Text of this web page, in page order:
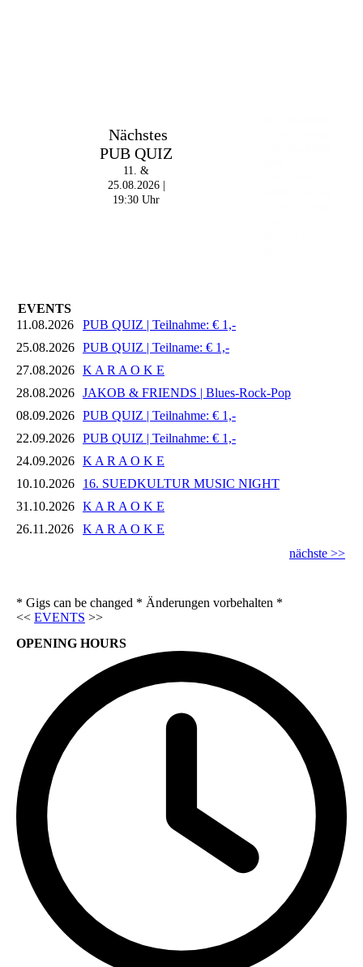
Nächstes
PUB QUIZ
11. &
25.08.2026 |
19:30 Uhr
EVENTS
11.08.2026
PUB QUIZ | Teilnahme: € 1,-
25.08.2026 PUB QUIZ | Teilname: € 1,-
27.08.2026 K A R A O K E
28.08.2026 JAKOB & FRIENDS | Blues-Rock-Pop
08.09.2026 PUB QUIZ | Teilnahme: € 1,-
22.09.2026 PUB QUIZ | Teilnahme: € 1,-
24.09.2026 K A R A O K E
10.10.2026
16. SUEDKULTUR MUSIC NIGHT
31.10.2026 K A R A O K E
26.11.2026
K A R A O K E
nächste >>
* Gigs can be changed * Änderungen vorbehalten *
<< EVENTS >>
OPENING HOURS